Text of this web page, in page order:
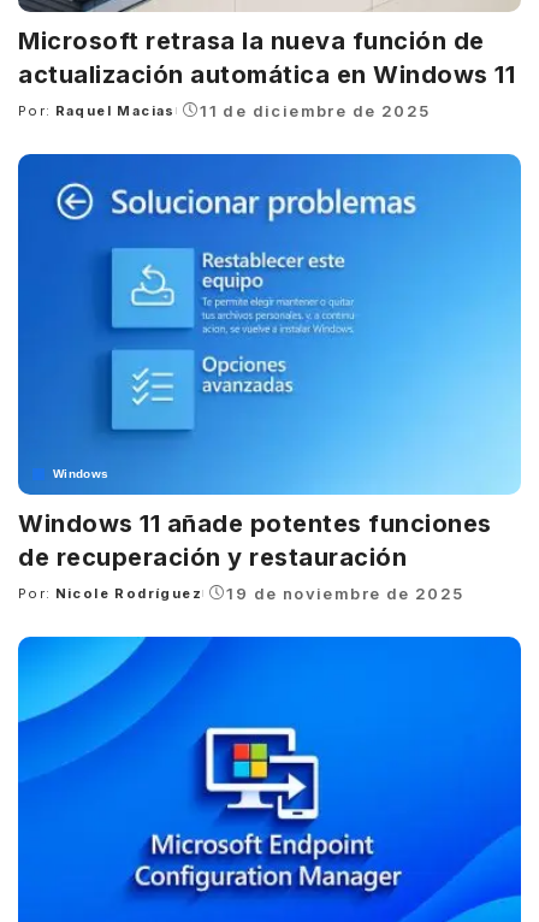
Microsoft retrasa la nueva función de
actualización automática en Windows 11
Posted
Por: Raquel Macias 11 de diciembre de 2025
Windows
Windows 11 añade potentes funciones
de recuperación y restauración
Posted
Por: Nicole Rodríguez 19 de noviembre de 2025